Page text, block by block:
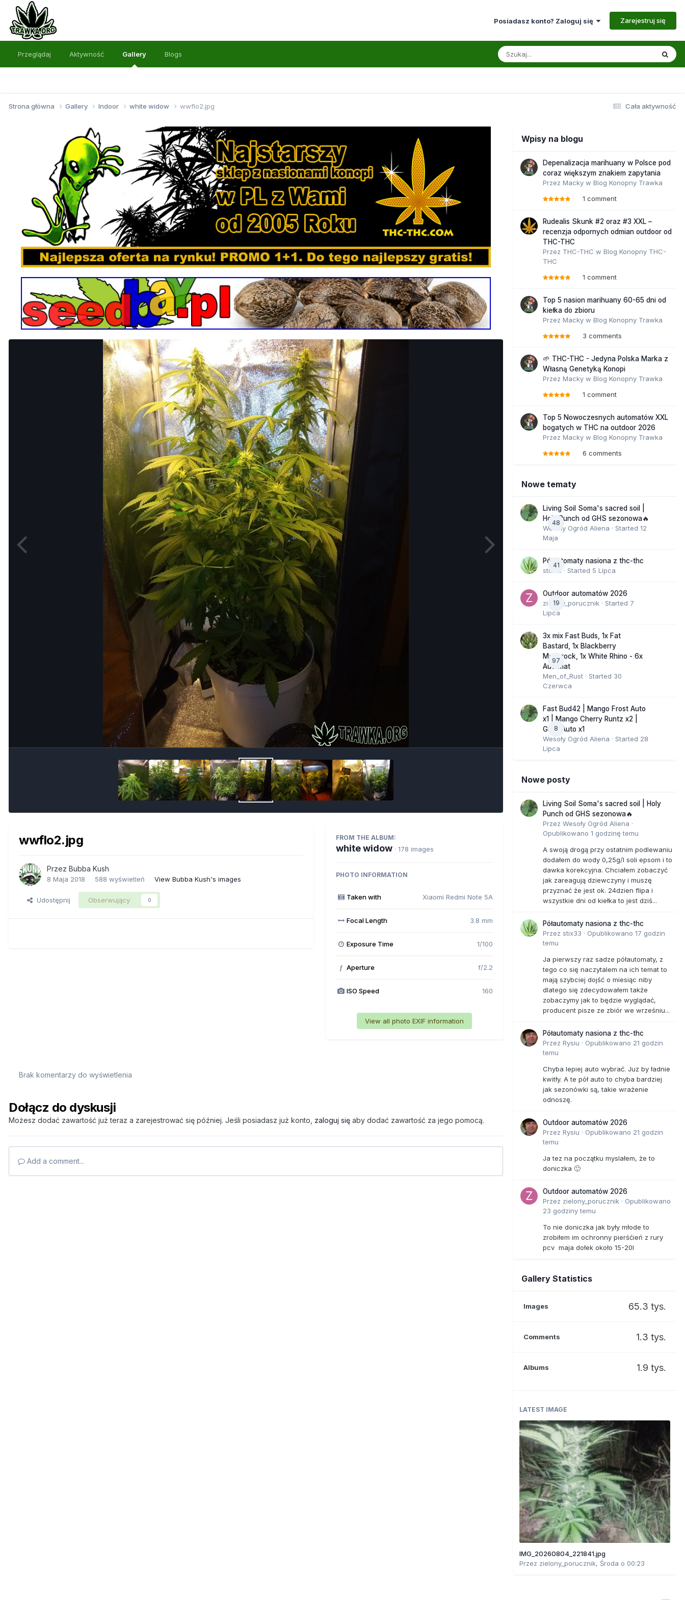
Posiadasz konto? Zaloguj się Zarejestruj się
Przeglądaj Aktywność Gallery Blogs
Cała aktywność
Strona główna Gallery Indoor white widow wwflo2.jpg
wwflo2.jpg
Przez Bubba Kush
8 Maja 2018 588 wyświetleń View Bubba Kush's images
Udostępnij Obserwujący 0
FROM THE ALBUM:
white widow · 178 images
PHOTO INFORMATION
Taken with Xiaomi Redmi Note 5A
Focal Length 3.8 mm
Exposure Time 1/100
f Aperture f/2.2
ISO Speed 160
View all photo EXIF information
Brak komentarzy do wyświetlenia
Dołącz do dyskusji
Możesz dodać zawartość już teraz a zarejestrować się później. Jeśli posiadasz już konto, zaloguj się aby dodać zawartość za jego pomocą.
Add a comment...
Wpisy na blogu
Depenalizacja marihuany w Polsce pod
coraz większym znakiem zapytania
Przez Macky w Blog Konopny Trawka
1 comment
Rudealis Skunk #2 oraz #3 XXL –
recenzja odpornych odmian outdoor od
THC-THC
Przez THC-THC w Blog Konopny THC-
THC
1 comment
Top 5 nasion marihuany 60-65 dni od
kiełka do zbioru
Przez Macky w Blog Konopny Trawka
3 comments
🌱 THC-THC - Jedyna Polska Marka z
Własną Genetyką Konopi
Przez Macky w Blog Konopny Trawka
1 comment
Top 5 Nowoczesnych automatów XXL
bogatych w THC na outdoor 2026
Przez Macky w Blog Konopny Trawka
6 comments
Nowe tematy
48
Living Soil Soma's sacred soil |
Holy Punch od GHS sezonowa🔥
Wesoły Ogród Aliena · Started 12
Maja
41
Półautomaty nasiona z thc-thc
stix33 · Started 5 Lipca
19
Outdoor automatów 2026
zielony_porucznik · Started 7
Lipca
97
3x mix Fast Buds, 1x Fat
Bastard, 1x Blackberry
Moonrock, 1x White Rhino - 6x
Automat
Men_of_Rust · Started 30
Czerwca
8
Fast Bud42 | Mango Frost Auto
x1 | Mango Cherry Runtz x2 |
GMO Auto x1
Wesoły Ogród Aliena · Started 28
Lipca
Nowe posty
Living Soil Soma's sacred soil | Holy
Punch od GHS sezonowa🔥
Przez Wesoły Ogród Aliena ·
Opublikowano 1 godzinę temu
A swoją drogą przy ostatnim podlewaniu
dodałem do wody 0,25g/l soli epsom i to
dawka korekcyjna. Chciałem zobaczyć
jak zareagują dziewczyny i muszę
przyznać że jest ok. 24dzien flipa i
wszystkie dni od kiełka to jest dziś...
Półautomaty nasiona z thc-thc
Przez stix33 · Opublikowano 17 godzin
temu
Ja pierwszy raz sadze półautomaty, z
tego co się naczytalem na ich temat to
mają szybciej dojść o miesiąc niby
dlatego się zdecydowałem także
zobaczymy jak to będzie wyglądać,
producent pisze ze zbiór we wrześniu...
Półautomaty nasiona z thc-thc
Przez Rysiu · Opublikowano 21 godzin
temu
Chyba lepiej auto wybrać. Juz by ładnie
kwitły. A te pół auto to chyba bardziej
jak sezonówki są, takie wrażenie
odnoszę.
Outdoor automatów 2026
Przez Rysiu · Opublikowano 21 godzin
temu
Ja tez na początku myslałem, że to
doniczka 🙂
Outdoor automatów 2026
Przez zielony_porucznik · Opublikowano
23 godziny temu
To nie doniczka jak były młode to
zrobiłem im ochronny pierśćień z rury
pcv maja dołek około 15-20l
Gallery Statistics
Images 65.3 tys.
Comments 1.3 tys.
Albums 1.9 tys.
LATEST IMAGE
IMG_20260804_221841.jpg
Przez zielony_porucznik, Środa o 00:23